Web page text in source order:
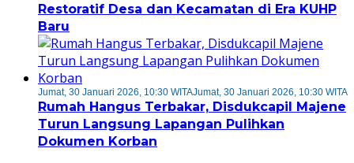
Restoratif Desa dan Kecamatan di Era KUHP
Baru
Jumat, 30 Januari 2026, 10:30 WITAJumat, 30 Januari 2026, 10:30 WITA
Rumah Hangus Terbakar, Disdukcapil Majene
Turun Langsung Lapangan Pulihkan
Dokumen Korban